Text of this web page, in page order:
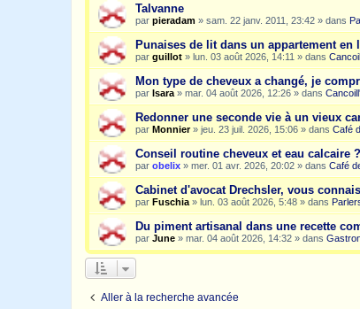
Talvanne
par pieradam » sam. 22 janv. 2011, 23:42 » dans
Punaises de lit dans un appartement en
par guillot » lun. 03 août 2026, 14:11 » dans
Mon type de cheveux a changé, je
par Isara » mar. 04 août 2026, 12:26 » dans
Redonner une seconde vie à un vieux
par Monnier» jeu. 23 juil. 2026, 15:06 » dans Café
Conseil routine cheveux et eau calcaire ?
par obelix » mer. 01 avr. 2026, 20:02 » dans Café
Cabinet d'avocat Drechsler, vous
par Fuschia » lun. 03 août 2026, 5:48 » dans
Du piment artisanal dans une recette
par June » mar. 04 août 2026, 14:32 » dans
Aller à la recherche avancée